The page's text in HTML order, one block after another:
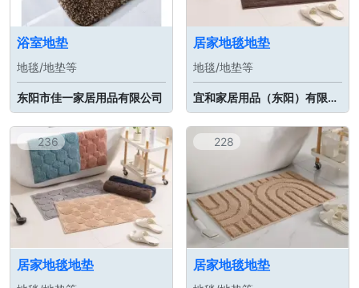
浴室地垫
地毯/地垫等
东阳市佳一家居用品有限公司
居家地毯地垫
地毯/地垫等
宜和家居用品（东阳）有限公司
236
居家地毯地垫
228
居家地毯地垫